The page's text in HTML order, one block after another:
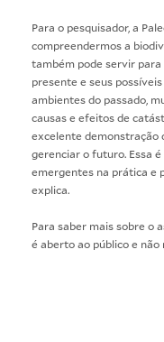
Para o pesquisador, a
compreendermos a
também pode servir
presente e seus
ambientes do passado,
causas e efeitos de
excelente demonstração
gerenciar o futuro. Essa
emergentes na prática e
explica.
Para saber mais sobre o
é aberto ao público e